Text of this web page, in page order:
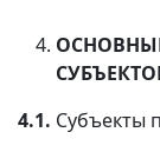
4.1. Субъекты